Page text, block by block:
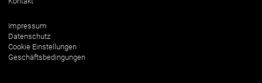
Impressum
Datenschutz
Cookie Einstellungen
Geschäftsbedingungen